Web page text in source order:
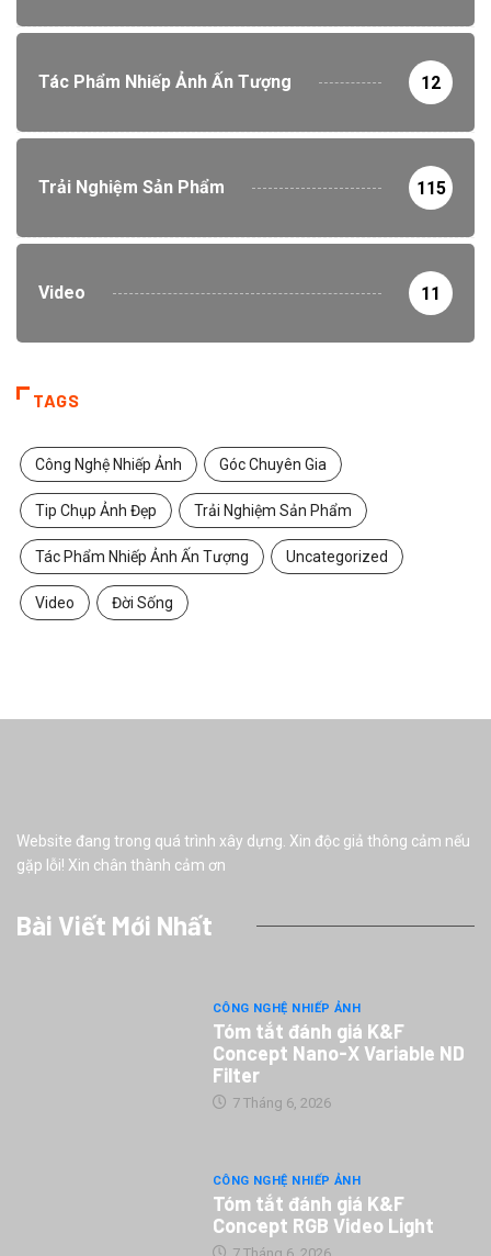
Tác Phẩm Nhiếp Ảnh Ấn Tượng 12
Trải Nghiệm Sản Phẩm 115
Video 11
TAGS
Công Nghệ Nhiếp Ảnh Góc Chuyên Gia
Tip Chụp Ảnh Đẹp Trải Nghiệm Sản Phẩm
Tác Phẩm Nhiếp Ảnh Ấn Tượng Uncategorized
Video Đời Sống
Website đang trong quá trình xây dựng. Xin độc giả thông cảm nếu
gặp lỗi! Xin chân thành cảm ơn
Bài Viết Mới Nhất
CÔNG NGHỆ NHIẾP ẢNH
Tóm tắt đánh giá K&F
Concept Nano-X Variable ND
Filter
7 Tháng 6, 2026
CÔNG NGHỆ NHIẾP ẢNH
Tóm tắt đánh giá K&F
Concept RGB Video Light